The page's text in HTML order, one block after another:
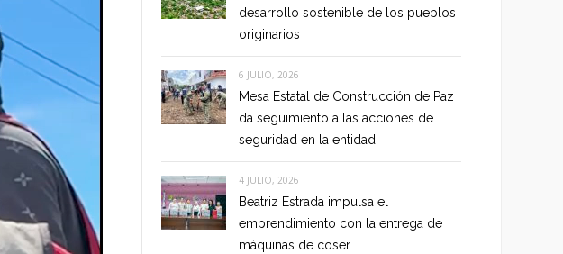
desarrollo sostenible de los pueblos
originarios
6 JULIO, 2026
Mesa Estatal de Construcción de Paz
da seguimiento a las acciones de
seguridad en la entidad
4 JULIO, 2026
Beatriz Estrada impulsa el
emprendimiento con la entrega de
máquinas de coser